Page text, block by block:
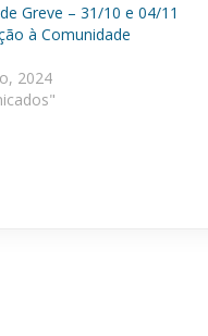
Greve – 31/10 e 04/11
à Comunidade
2024